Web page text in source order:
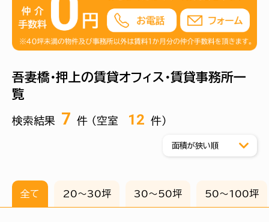
吾妻橋・押上の賃貸オフィス・賃貸事務所一
覧
検索結果 7 件 （空室 12 件）
全て 20〜30坪 30〜50坪 50〜100坪